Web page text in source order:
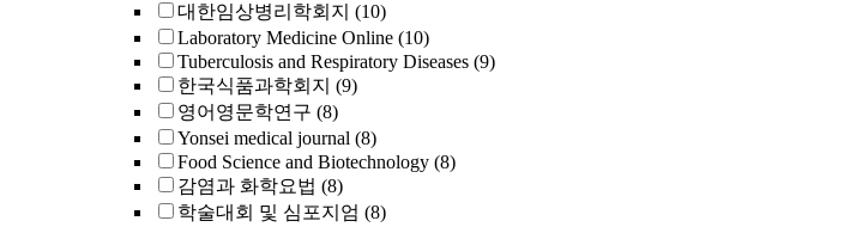
대한임상병리학회지 (10)
Laboratory Medicine Online (10)
Tuberculosis and Respiratory Diseases (9)
한국식품과학회지 (9)
영어영문학연구 (8)
Yonsei medical journal (8)
Food Science and Biotechnology (8)
감염과 화학요법 (8)
학술대회 및 심포지엄 (8)